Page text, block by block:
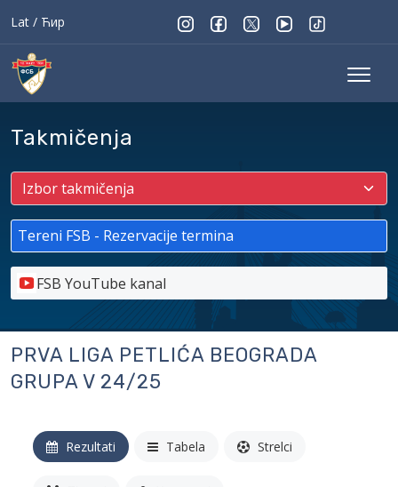
Lat / Ћир
Takmičenja
Tereni FSB - Rezervacije termina
FSB YouTube kanal
PRVA LIGA PETLIĆA BEOGRADA
GRUPA V 24/25
Rezultati Tabela Strelci